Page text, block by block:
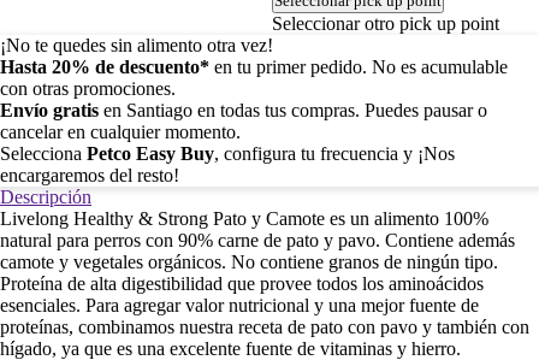
Seleccionar otro pick up point
¡No te quedes sin alimento otra vez!
Hasta 20% de descuento* en tu primer pedido. No es acumulable
con otras promociones.
Envío gratis en Santiago en todas tus compras. Puedes pausar o
cancelar en cualquier momento.
Selecciona Petco Easy Buy, configura tu frecuencia y ¡Nos
encargaremos del resto!
Descripción
Livelong Healthy & Strong Pato y Camote es un alimento 100%
natural para perros con 90% carne de pato y pavo. Contiene además
camote y vegetales orgánicos. No contiene granos de ningún tipo.
Proteína de alta digestibilidad que provee todos los aminoácidos
esenciales. Para agregar valor nutricional y una mejor fuente de
proteínas, combinamos nuestra receta de pato con pavo y también con
hígado, ya que es una excelente fuente de vitaminas y hierro.